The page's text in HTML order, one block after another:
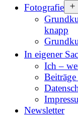
Fotografie
knapp
In eigener
Ich –
Newsletter